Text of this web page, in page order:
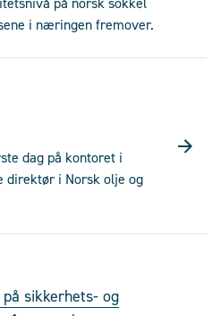
i næringen fremover.
dag på kontoret i
direktør i Norsk olje og
sikkerhets- og